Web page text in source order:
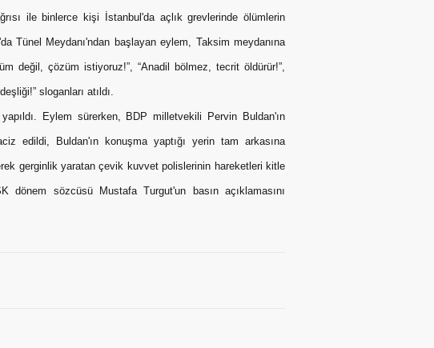
ile binlerce kişi İstanbul'da açlık grevlerinde ölümlerin
Tünel Meydanı'ndan başlayan eylem, Taksim meydanına
değil, çözüm istiyoruz!”, “Anadil bölmez, tecrit öldürür!”,
sloganları atıldı.
Eylem sürerken, BDP milletvekili Pervin Buldan'ın
edildi, Buldan'ın konuşma yaptığı yerin tam arkasına
gerginlik yaratan çevik kuvvet polislerinin hareketleri kitle
sözcüsü Mustafa Turgut'un basın açıklamasını